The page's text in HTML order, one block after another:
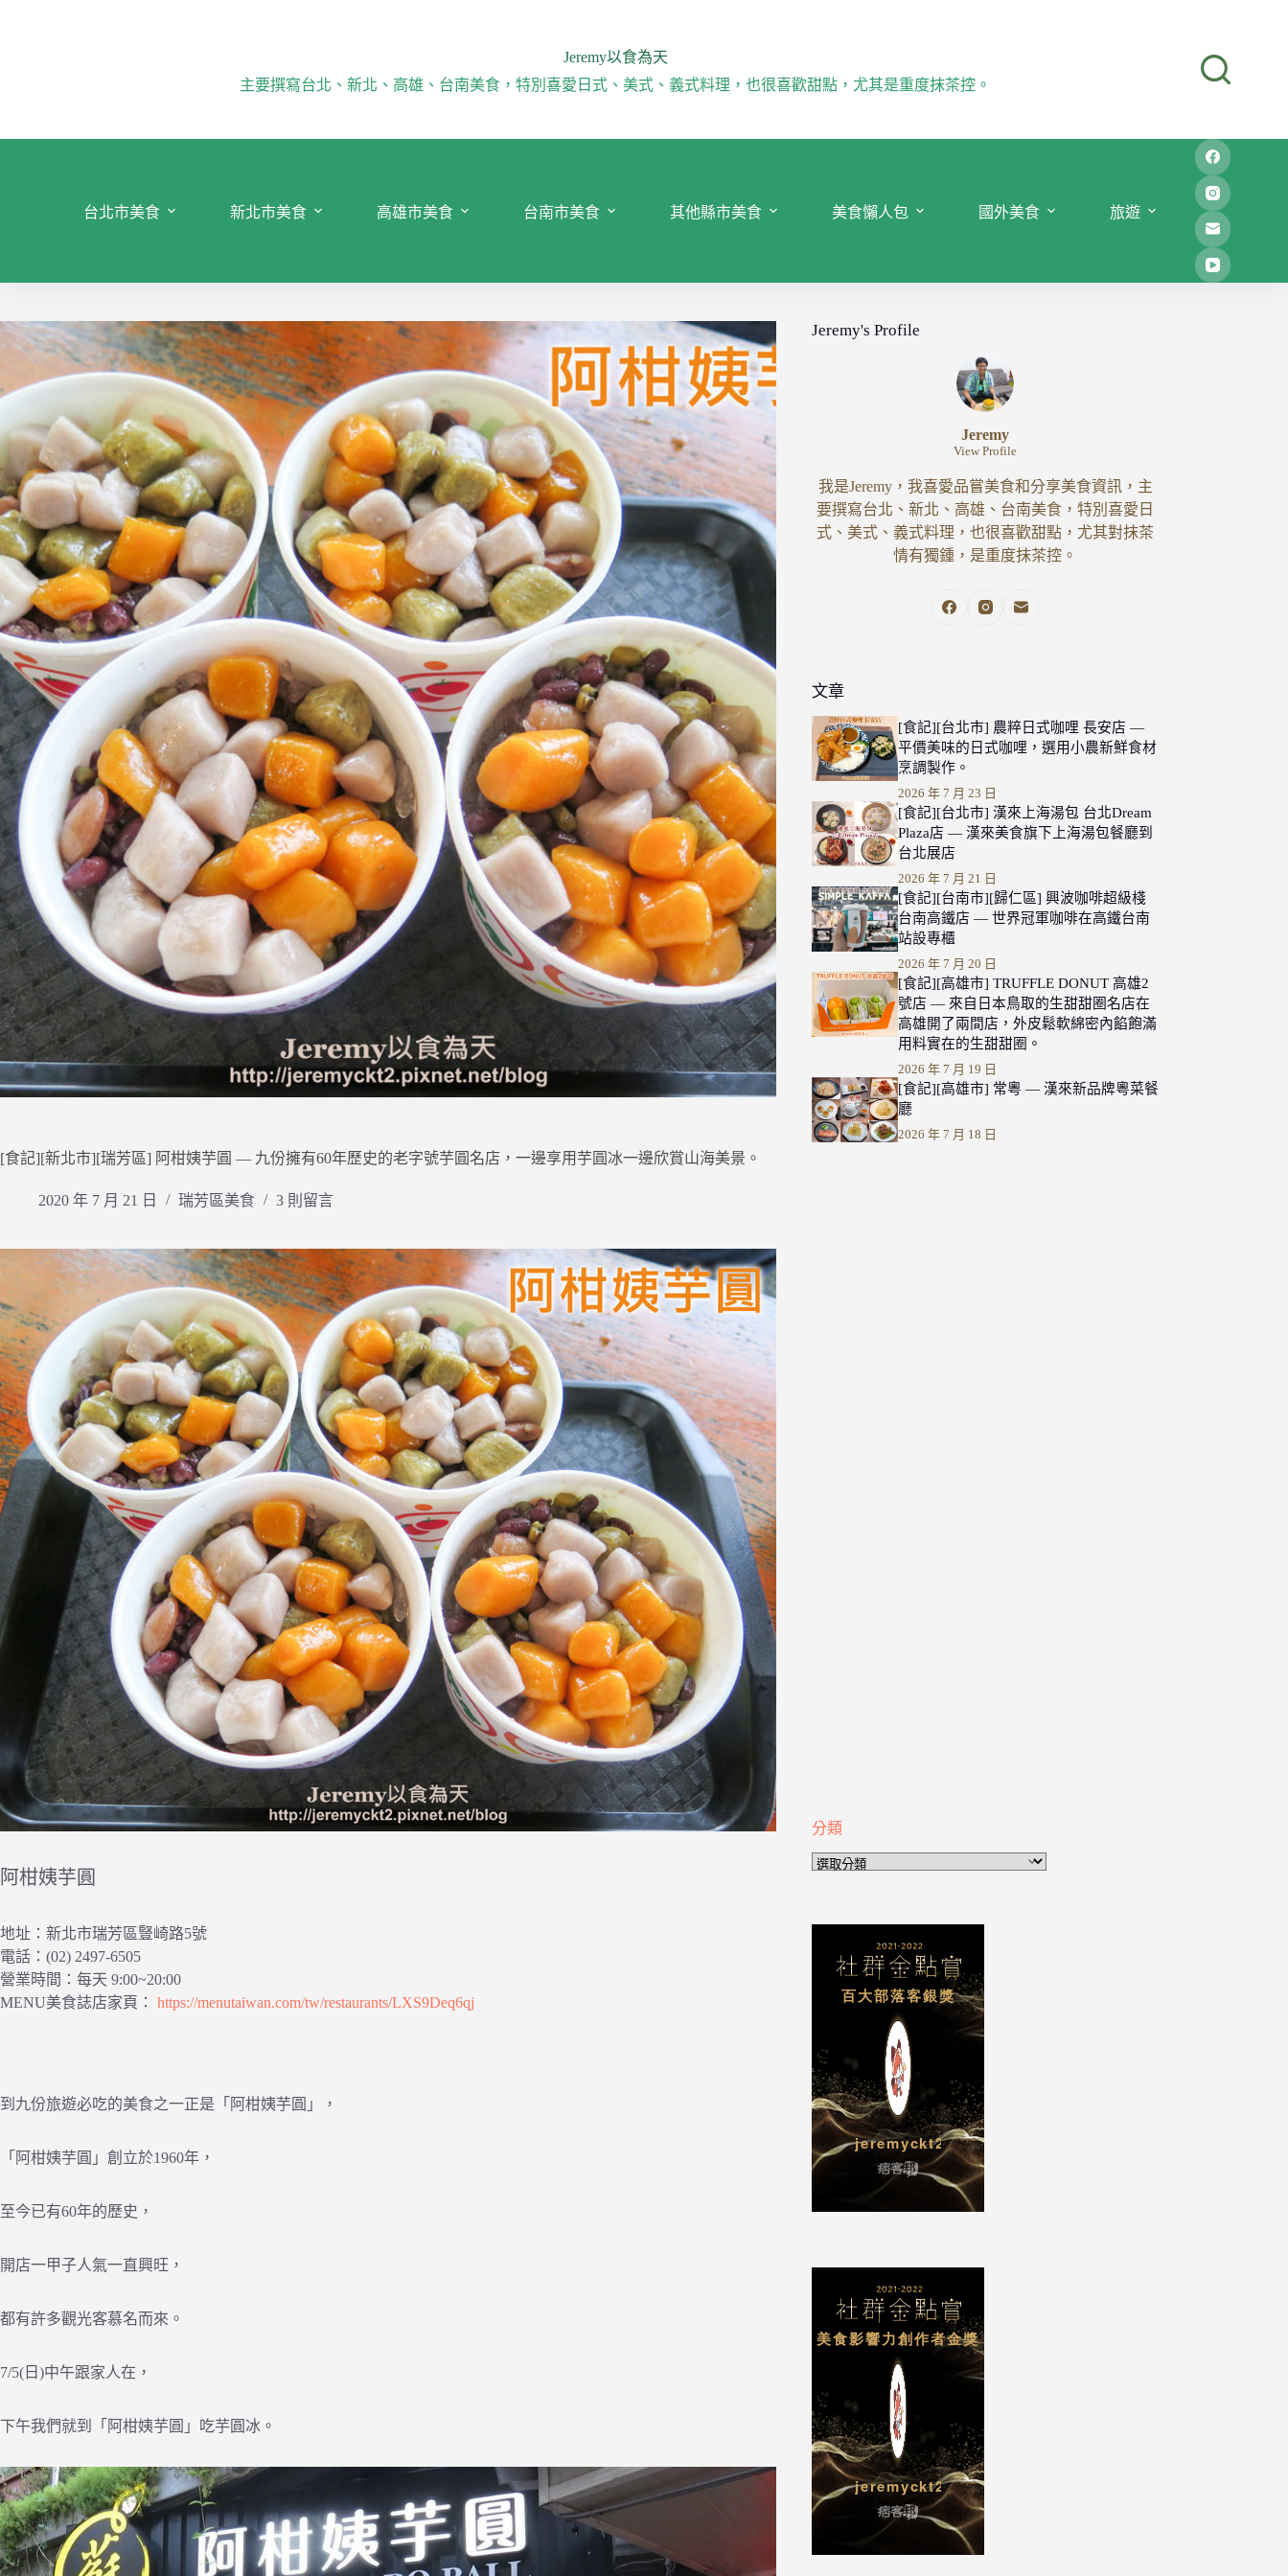
Jeremy以食為天
主要撰寫台北、新北、高雄、台南美食，特別喜愛日式、美式、義式料理，也很喜歡甜點，尤其是重度抹茶控。
台北市美食 新北市美食 高雄市美食 台南市美食 其他縣市美食 美食懶人包 國外美食 旅遊
[食記][新北市][瑞芳區] 阿柑姨芋圓 — 九份擁有60年歷史的老字號芋圓名店，一邊享用芋圓冰一邊欣賞山海美景。
2020 年 7 月 21 日 瑞芳區美食 3 則留言
阿柑姨芋圓
地址：新北市瑞芳區豎崎路5號
電話：(02) 2497-6505
營業時間：每天 9:00~20:00
MENU美食誌店家頁： https://menutaiwan.com/tw/restaurants/LXS9Deq6qj
到九份旅遊必吃的美食之一正是「阿柑姨芋圓」，
「阿柑姨芋圓」創立於1960年，
至今已有60年的歷史，
開店一甲子人氣一直興旺，
都有許多觀光客慕名而來。
7/5(日)中午跟家人在，
下午我們就到「阿柑姨芋圓」吃芋圓冰。
Jeremy's Profile
Jeremy
View Profile
我是Jeremy，我喜愛品嘗美食和分享美食資訊，主
要撰寫台北、新北、高雄、台南美食，特別喜愛日
式、美式、義式料理，也很喜歡甜點，尤其對抹茶
情有獨鍾，是重度抹茶控。
文章
[食記][台北市] 農粹日式咖哩 長安店 —
平價美味的日式咖哩，選用小農新鮮食材
烹調製作。
2026 年 7 月 23 日
[食記][台北市] 漢來上海湯包 台北Dream
Plaza店 — 漢來美食旗下上海湯包餐廳到
台北展店
2026 年 7 月 21 日
[食記][台南市][歸仁區] 興波咖啡超級棧
台南高鐵店 — 世界冠軍咖啡在高鐵台南
站設專櫃
2026 年 7 月 20 日
[食記][高雄市] TRUFFLE DONUT 高雄2
號店 — 來自日本鳥取的生甜甜圈名店在
高雄開了兩間店，外皮鬆軟綿密內餡飽滿
用料實在的生甜甜圈。
2026 年 7 月 19 日
[食記][高雄市] 常粵 — 漢來新品牌粵菜餐
廳
2026 年 7 月 18 日
分類
分